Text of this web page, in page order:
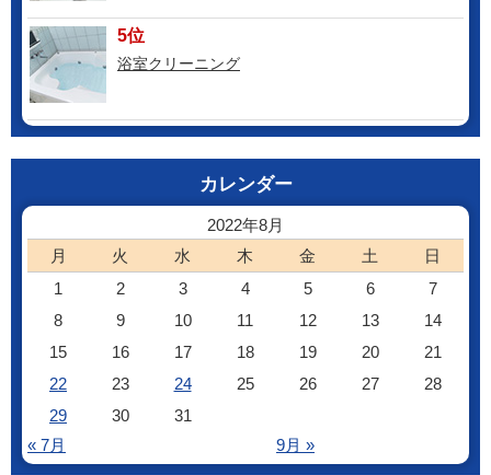
5位
浴室クリーニング
カレンダー
2022年8月
月
火 水 木 金 土 日
« 7月 9月 »
1 2 3 4 5 6
7
8
9 10 11 12 13
14
15
16 17 18 19 20
21
22
23 24 25 26 27
28
29
30 31